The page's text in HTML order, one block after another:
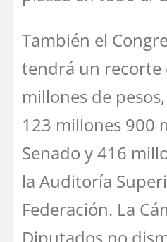
También el
tendrá un recorte
millones de
123 millones 900
Senado y 416
la Auditoría
Federación. La
Diputados no